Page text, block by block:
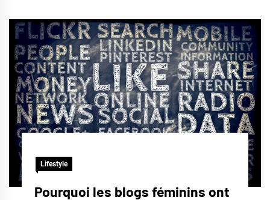
Lifestyle
Pourquoi les blogs féminins ont